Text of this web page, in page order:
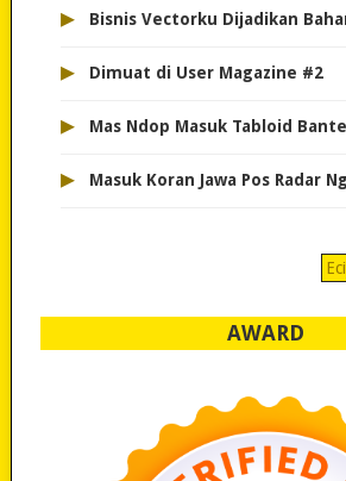
▸ Bisnis Vectorku Dijadikan
▸ Dimuat di User Magazine #2
▸ Mas Ndop Masuk Tabloid
▸ Masuk Koran Jawa Pos Radar
AWARD